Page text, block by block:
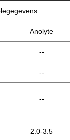
Anolyte
--
--
--
2.0-3.5